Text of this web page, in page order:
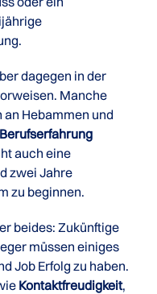
dagegen in der
Manche
Hebammen und
Berufserfahrung
auch eine
zwei Jahre
zu beginnen.
beides: Zukünftige
müssen einiges
Job Erfolg zu haben.
Kontaktfreudigkeit,